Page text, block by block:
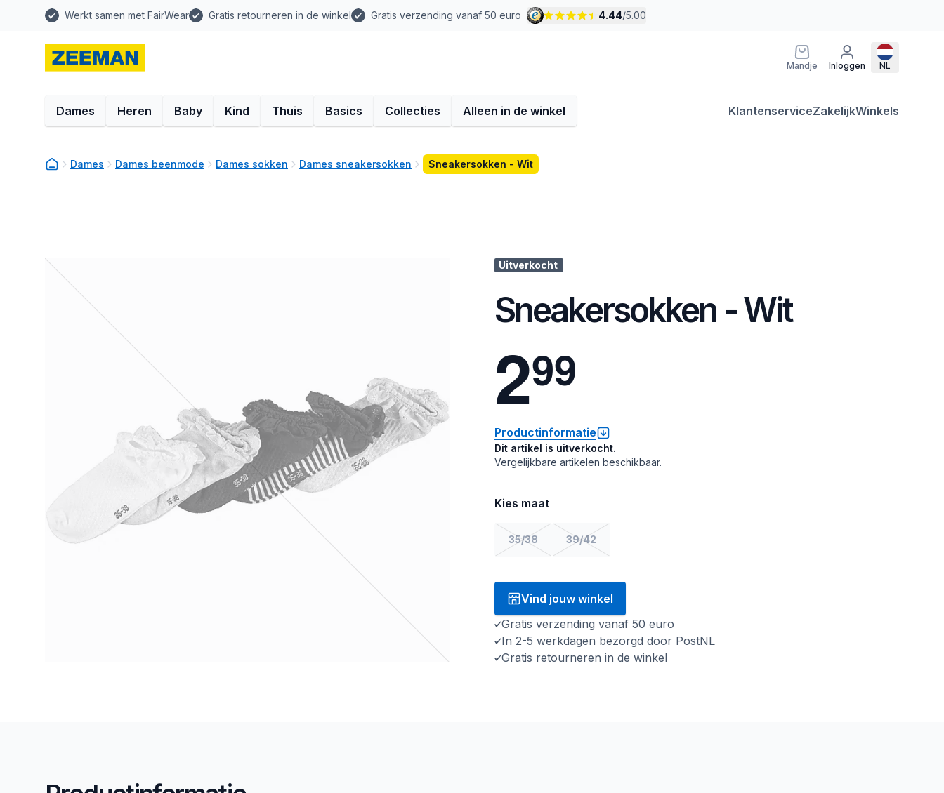
Werkt samen met FairWear Gratis retourneren in de winkel Gratis verzending vanaf 50 euro 4.44/5.00
Mandje Inloggen NL
Dames Heren Baby Kind Thuis Basics Collecties Alleen in de winkel KlantenserviceZakelijkWinkels
Dames Dames beenmode Dames sokken Dames sneakersokken Sneakersokken - Wit
Uitverkocht
Sneakersokken - Wit
299
Productinformatie
Dit artikel is uitverkocht.
Vergelijkbare artikelen beschikbaar.
Kies maat
35/38 39/42
Vind jouw winkel
Gratis verzending vanaf 50 euro
In 2-5 werkdagen bezorgd door PostNL
Gratis retourneren in de winkel